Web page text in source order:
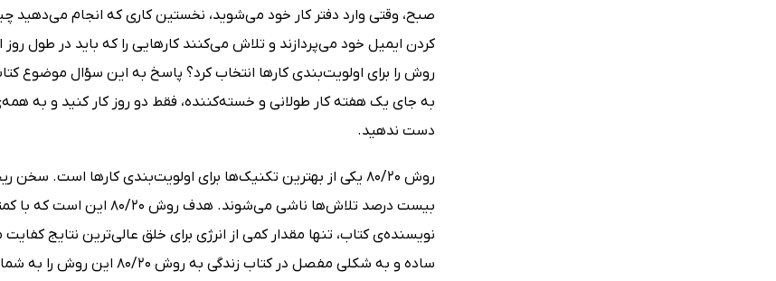
صبح، وقتی وارد دفتر کار خود می‌شوید، نخستین کاری که انجام
کردن ایمیل‌ خود می‌پردازند و تلاش می‌کنند کارهایی را که باید در طول
به جای یک هفته کار طولانی و خسته‌کننده، فقط دو روز کار کنید و به
دست ندهید.
روش 80/20 یکی از بهترین تکنیک‌ها برای اولویت‌بندی کارها است.
بیست درصد تلاش‌ها ناشی
نویسنده‌ی کتاب، تنها مقدار کمی از انرژی برای خلق عالی‌ترین نتایج
ساده و به شکلی مفصل در کتاب زندگی به روش 80/20 این روش را به شما توضیح می‌دهد.